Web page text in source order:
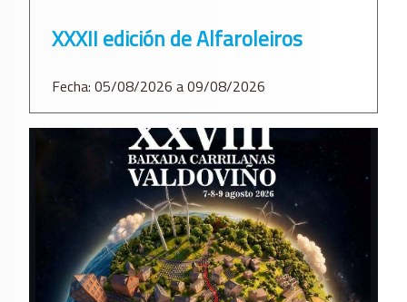
XXXII edición de Alfaroleiros
Fecha: 05/08/2026 a 09/08/2026